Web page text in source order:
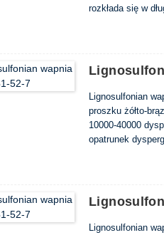
rozkłada się w
Lignosulfonian
proszku żółto-
10000-40000
opatrunek
Lignosulfonian